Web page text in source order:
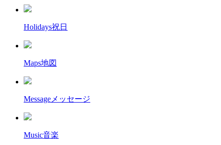
Holidays祝日
Maps地図
Message メッセージ
Music音楽